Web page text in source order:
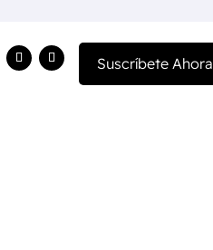
Suscríbete Ahora